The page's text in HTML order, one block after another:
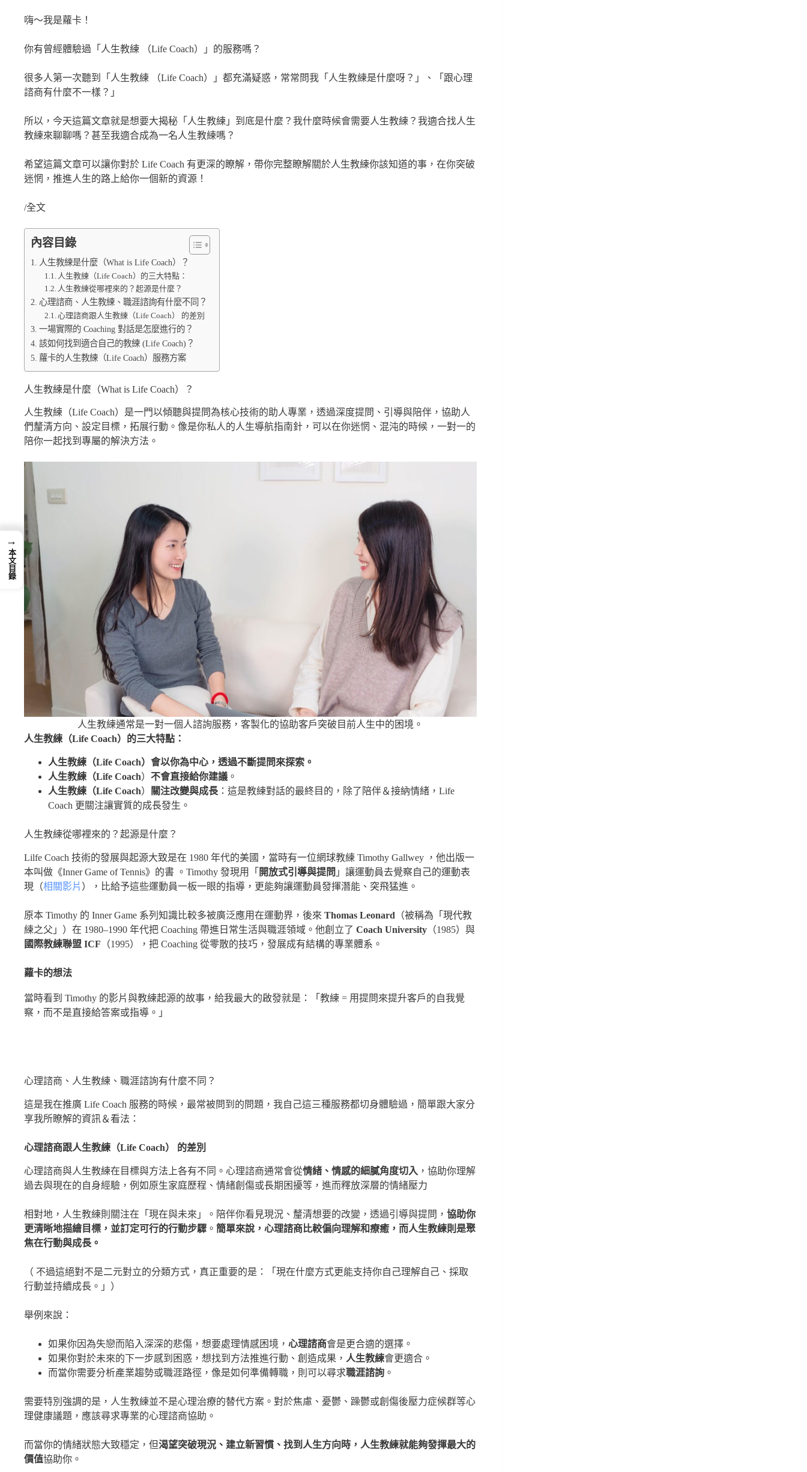
嗨～我是蘿卡！
你有曾經體驗過「人生教練 （Life Coach）」的服務嗎？
很多人第一次聽到「人生教練 （Life Coach）」都充滿疑惑，常常問我「人生教練是什麼呀？」、「跟心理
諮商有什麼不一樣？」
所以，今天這篇文章就是想要大揭秘「人生教練」到底是什麼？我什麼時候會需要人生教練？我適合找人生
教練來聊聊嗎？甚至我適合成為一名人生教練嗎？
希望這篇文章可以讓你對於 Life Coach 有更深的瞭解，帶你完整瞭解關於人生教練你該知道的事，在你突破
迷惘，推進人生的路上給你一個新的資源！
/全文
內容目錄
人生教練是什麼（What is Life Coach）？
人生教練（Life Coach）的三大特點：
人生教練從哪裡來的？起源是什麼？
心理諮商、人生教練、職涯諮詢有什麼不同？
心理諮商跟人生教練（Life Coach） 的差別
一場實際的 Coaching 對話是怎麼進行的？
該如何找到適合自己的教練 (Life Coach)？
蘿卡的人生教練（Life Coach）服務方案
人生教練是什麼（What is Life Coach）？
人生教練（Life Coach）是一門以傾聽與提問為核心技術的助人專業，透過深度提問、引導與陪伴，協助人
們釐清方向、設定目標，拓展行動。像是你私人的人生導航指南針，可以在你迷惘、混沌的時候，一對一的
陪你一起找到專屬的解決方法。
人生教練通常是一對一個人諮詢服務，客製化的協助客戶突破目前人生中的困境。
人生教練（Life Coach）的三大特點：
人生教練（Life Coach）會以你為中心，透過不斷提問來探索。
人生教練（Life Coach） 不會直接給你建議 。
人生教練（Life Coach） 關注改變與成長 ：這是教練對話的最終目的，除了陪伴＆接納情緒，Life
Coach 更關注讓實質的成長發生。
人生教練從哪裡來的？起源是什麼？
Lilfe Coach 技術的發展與起源大致是在 1980 年代的美國，當時有一位網球教練 Timothy Gallwey ，他出版一
本叫做《Inner Game of Tennis》的書 。Timothy 發現用「 開放式引導與提問 」讓運動員去覺察自己的運動表
現（相關影片 ），比給予這些運動員一板一眼的指導，更能夠讓運動員發揮潛能、突飛猛進。
原本 Timothy 的 Inner Game 系列知識比較多被廣泛應用在運動界，後來 Thomas Leonard （被稱為「現代教
練之父」）在 1980–1990 年代把 Coaching 帶進日常生活與職涯領域。他創立了 Coach University （1985）與
國際教練聯盟 ICF （1995），把 Coaching 從零散的技巧，發展成有結構的專業體系。
蘿卡的想法
當時看到 Timothy 的影片與教練起源的故事，給我最大的啟發就是：「教練 = 用提問來提升客戶的自我覺
察，而不是直接給答案或指導。」
心理諮商、人生教練、職涯諮詢有什麼不同？
這是我在推廣 Life Coach 服務的時候，最常被問到的問題，我自己這三種服務都切身體驗過，簡單跟大家分
享我所瞭解的資訊＆看法：
心理諮商跟人生教練（Life Coach） 的差別
心理諮商與人生教練在目標與方法上各有不同。心理諮商通常會從情緒、情感的細膩角度切入 ，協助你理解
過去與現在的自身經驗，例如原生家庭歷程、情緒創傷或長期困擾等，進而釋放深層的情緒壓力
相對地，人生教練則關注在「現在與未來」。陪伴你看見現況、釐清想要的改變，透過引導與提問， 協助你
更清晰地描繪目標，並訂定可行的行動步驟 。 簡單來說，心理諮商比較偏向理解和療癒，而人生教練則是聚
焦在行動與成長。
（ 不過這絕對不是二元對立的分類方式，真正重要的是：「現在什麼方式更能支持你自己理解自己、採取
行動並持續成長。」）
舉例來說：
如果你因為失戀而陷入深深的悲傷，想要處理情感困境， 心理諮商會是更合適的選擇。
如果你對於未來的下一步感到困惑，想找到方法推進行動、創造成果， 人生教練會更適合。
而當你需要分析產業趨勢或職涯路徑，像是如何準備轉職，則可以尋求職涯諮詢 。
需要特別強調的是，人生教練並不是心理治療的替代方案。對於焦慮、憂鬱、躁鬱或創傷後壓力症候群等心
理健康議題，應該尋求專業的心理諮商協助。
而當你的情緒狀態大致穩定，但渴望突破現況、建立新習慣、找到人生方向時，人生教練就能夠發揮最大的
價值協助你。
→
本文目錄